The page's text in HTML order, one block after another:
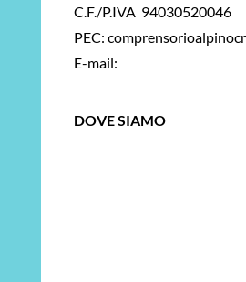
C.F./P.IVA 94030520046
PEC:
E-mail:
DOVE SIAMO